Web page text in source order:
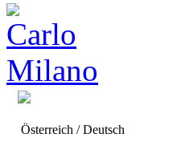
Österreich / Deutsch